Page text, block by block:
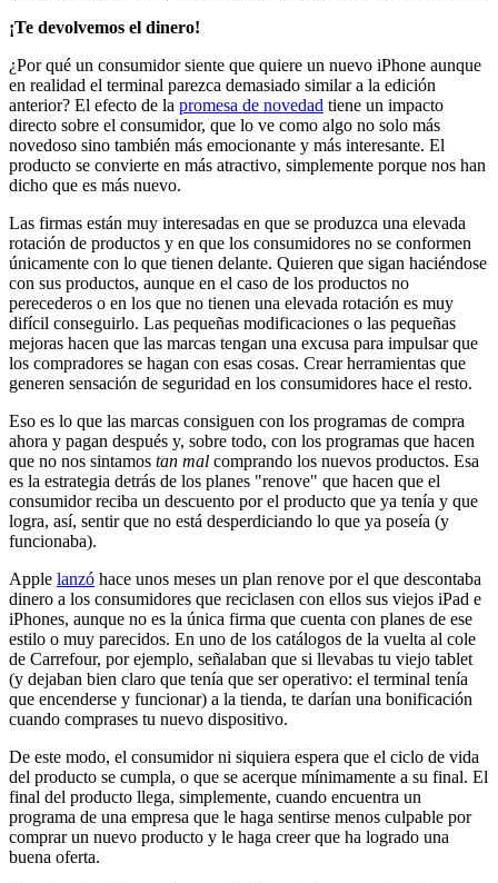
¡Te devolvemos el dinero!
¿Por qué un consumidor siente que quiere un nuevo iPhone aunque
en realidad el terminal parezca demasiado similar a la edición
anterior? El efecto de la promesa de novedad tiene un impacto
directo sobre el consumidor, que lo ve como algo no solo más
novedoso sino también más emocionante y más interesante. El
producto se convierte en más atractivo, simplemente porque nos han
dicho que es más nuevo.
Las firmas están muy interesadas en que se produzca una elevada
rotación de productos y en que los consumidores no se conformen
únicamente con lo que tienen delante. Quieren que sigan haciéndose
con sus productos, aunque en el caso de los productos no
perecederos o en los que no tienen una elevada rotación es muy
difícil conseguirlo. Las pequeñas modificaciones o las pequeñas
mejoras hacen que las marcas tengan una excusa para impulsar que
los compradores se hagan con esas cosas. Crear herramientas que
generen sensación de seguridad en los consumidores hace el resto.
Eso es lo que las marcas consiguen con los programas de compra
ahora y pagan después y, sobre todo, con los programas que hacen
que no nos sintamos tan mal comprando los nuevos productos. Esa
es la estrategia detrás de los planes "renove" que hacen que el
consumidor reciba un descuento por el producto que ya tenía y que
logra, así, sentir que no está desperdiciando lo que ya poseía (y
funcionaba).
Apple lanzó hace unos meses un plan renove por el que descontaba
dinero a los consumidores que reciclasen con ellos sus viejos iPad e
iPhones, aunque no es la única firma que cuenta con planes de ese
estilo o muy parecidos. En uno de los catálogos de la vuelta al cole
de Carrefour, por ejemplo, señalaban que si llevabas tu viejo tablet
(y dejaban bien claro que tenía que ser operativo: el terminal tenía
que encenderse y funcionar) a la tienda, te darían una bonificación
cuando comprases tu nuevo dispositivo.
De este modo, el consumidor ni siquiera espera que el ciclo de vida
del producto se cumpla, o que se acerque mínimamente a su final. El
final del producto llega, simplemente, cuando encuentra un
programa de una empresa que le haga sentirse menos culpable por
comprar un nuevo producto y le haga creer que ha logrado una
buena oferta.